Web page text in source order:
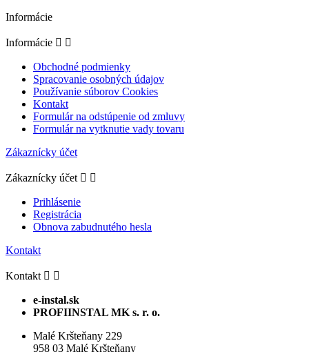
Informácie
Informácie  
Obchodné podmienky
Spracovanie osobných údajov
Používanie súborov Cookies
Kontakt
Formulár na odstúpenie od zmluvy
Formulár na vytknutie vady tovaru
Zákaznícky účet
Zákaznícky účet  
Prihlásenie
Registrácia
Obnova zabudnutého hesla
Kontakt
Kontakt  
e-instal.sk
PROFIINSTAL MK s. r. o.
Malé Kršteňany 229
958 03 Malé Kršteňany